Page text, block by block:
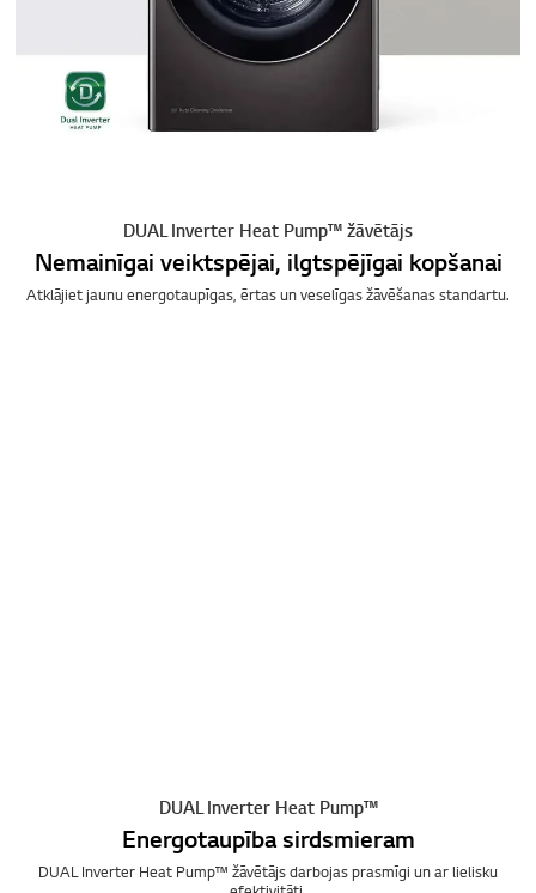
DUAL Inverter Heat Pump™ žāvētājs
Nemainīgai veiktspējai, ilgtspējīgai kopšanai
Atklājiet jaunu energotaupīgas, ērtas un veselīgas žāvēšanas standartu.
DUAL Inverter Heat Pump™
Energotaupība sirdsmieram
DUAL Inverter Heat Pump™ žāvētājs darbojas prasmīgi un ar lielisku